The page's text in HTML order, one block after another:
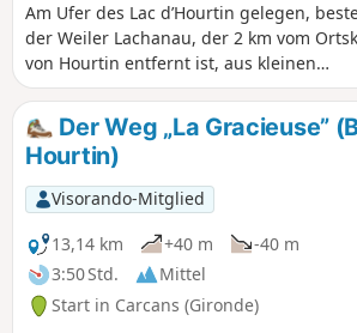
Am Ufer des Lac d’Hourtin gelegen,
der Weiler Lachanau, der 2 km vom
von Hourtin entfernt ist, aus kleinen
Grundstücken, auf denen provisorische
Bauten errichtet wurden. Die Einwohner
Bordeaux mieteten diese Grundstücke,
in der Nähe des Sees zu sein. Inzwischen
sind am Rande eines schönen Strandes
größten natürlichen See Frankreichs und
inmitten des Urwalds feste Bauten und
schöne Holzhäuser hinzugekommen.
Der Weg „La Gracieuse”
Hourtin)
Visorando-Mitglied
13,14 km
+40 m
-40 m
3:50 Std.
Mittel
Start in Carcans (Gironde)